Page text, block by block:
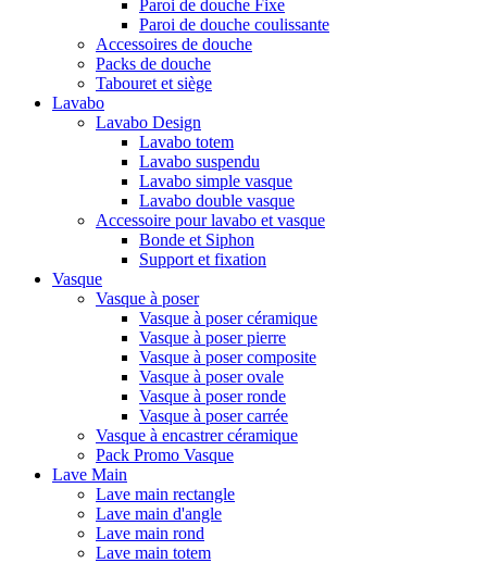
Paroi de douche Fixe
Paroi de douche coulissante
Accessoires de douche
Packs de douche
Tabouret et siège
Lavabo
Lavabo Design
Lavabo totem
Lavabo suspendu
Lavabo simple vasque
Lavabo double vasque
Accessoire pour lavabo et vasque
Bonde et Siphon
Support et fixation
Vasque
Vasque à poser
Vasque à poser céramique
Vasque à poser pierre
Vasque à poser composite
Vasque à poser ovale
Vasque à poser ronde
Vasque à poser carrée
Vasque à encastrer céramique
Pack Promo Vasque
Lave Main
Lave main rectangle
Lave main d'angle
Lave main rond
Lave main totem